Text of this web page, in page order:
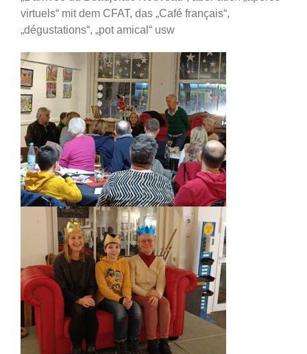
virtuels“ mit dem CFAT, das „Café français“,
„dégustations“, „pot amical“ usw